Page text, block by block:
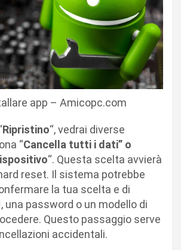
app – Amicopc.com
Ripristino“, vedrai diverse
“Cancella tutti i dati” o
“. Questa scelta avvierà
reset. Il sistema potrebbe
la tua scelta e di
una password o un modello di
Questo passaggio serve
accidentali.